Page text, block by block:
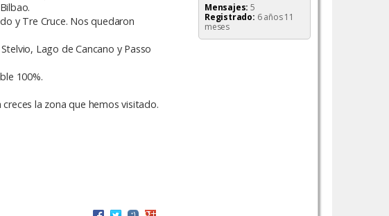
Mensajes: 5
Registrado: 6 años 11
meses
y Tre Cruce. Nos quedaron
Lago de Cancano y Passo
100%.
la zona que hemos visitado.